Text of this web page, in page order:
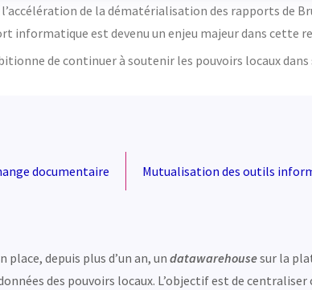
l’accélération de la dématérialisation des rapports de
informatique est devenu un enjeu majeur dans cette
de continuer à soutenir les pouvoirs locaux dans
documentaire Mutualisation des outils
place, depuis plus d’un an, undatawarehousesur la
des pouvoirs locaux. L’objectif est de